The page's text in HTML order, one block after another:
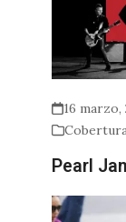
16 marzo,
Pearl